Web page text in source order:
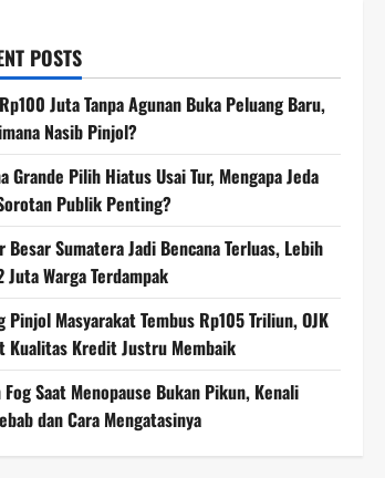
POSTS
Juta Tanpa Agunan Buka Peluang Baru,
Nasib Pinjol?
Grande Pilih Hiatus Usai Tur, Mengapa Jeda
Publik Penting?
Besar Sumatera Jadi Bencana Terluas, Lebih
Juta Warga Terdampak
Pinjol Masyarakat Tembus Rp105 Triliun, OJK
Kualitas Kredit Justru Membaik
Fog Saat Menopause Bukan Pikun, Kenali
dan Cara Mengatasinya